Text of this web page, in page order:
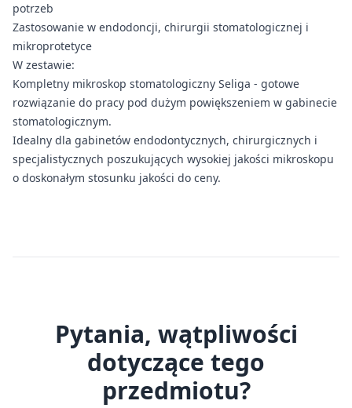
potrzeb
Zastosowanie w endodoncji, chirurgii stomatologicznej i
mikroprotetyce
W zestawie:
Kompletny mikroskop stomatologiczny Seliga - gotowe
rozwiązanie do pracy pod dużym powiększeniem w gabinecie
stomatologicznym.
Idealny dla gabinetów endodontycznych, chirurgicznych i
specjalistycznych poszukujących wysokiej jakości mikroskopu
o doskonałym stosunku jakości do ceny.
Pytania, wątpliwości
dotyczące tego
przedmiotu?